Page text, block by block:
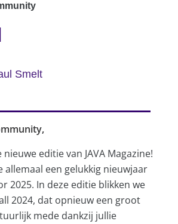
Smelt
editie van JAVA Magazine!
allemaal een gelukkig nieuwjaar
2025. In deze editie blikken we
2024, dat opnieuw een groot
mede dankzij jullie